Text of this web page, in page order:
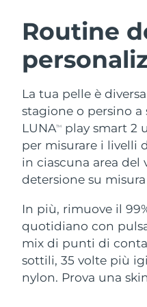
Routine
La tua pelle è
stagione o persino a
LUNATM
play smart 2
per misurare i livelli
in ciascuna area del
detersione su
In più, rimuove il
quotidiano con
mix di punti di
sottili, 35 volte più
nylon. Prova una
LUNA™
Anti-aging
LUNA™
LUNA™
For men,
BEAR™
BEAR™
BEAR™ 2
Idratazione
UFO™ 3
Deep facial
UFO™ 3
Near-
device
Hybrid
issa™ 4
Smart
TRATTAMENTI
Anti-age
Austria
Bahrein
Belgio
Bermuda
Bosnia ed
Erzegovina
Bulgaria
Canada